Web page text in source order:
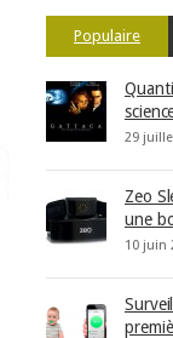
Populaire
29
Zeo
une
10 juin